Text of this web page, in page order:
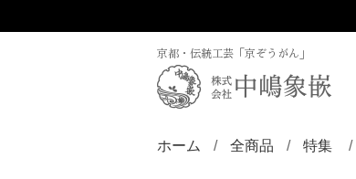
京都・伝統工芸「京ぞうがん」
ホーム 全商品 特集